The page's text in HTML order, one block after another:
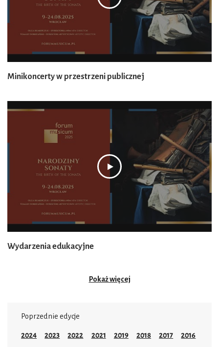
Minikoncerty w przestrzeni publicznej
Wydarzenia edukacyjne
Pokaż więcej
Poprzednie edycje
2024 2023 2022 2021 2019 2018 2017 2016